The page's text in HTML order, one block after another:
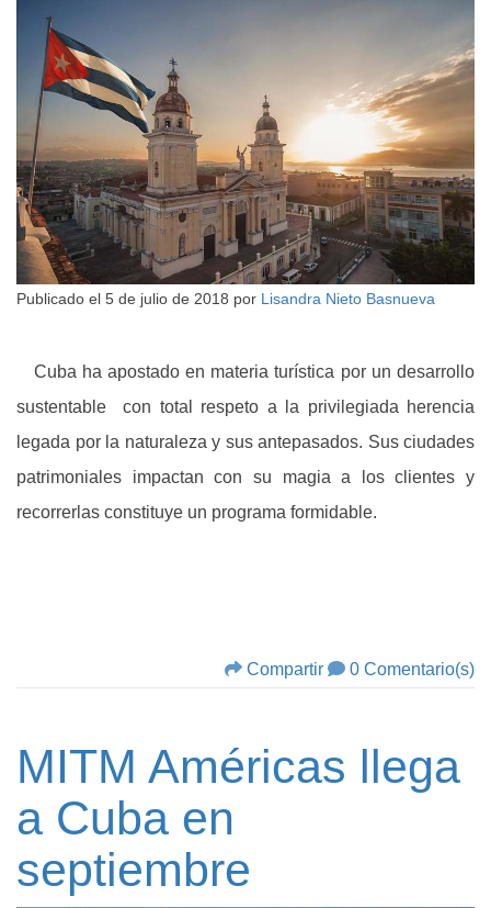
Publicado el 5 de julio de 2018 por Lisandra Nieto Basnueva
Cuba ha apostado en materia turística por un desarrollo
sustentable con total respeto a la privilegiada herencia
legada por la naturaleza y sus antepasados. Sus ciudades
patrimoniales impactan con su magia a los clientes y
recorrerlas constituye un programa formidable.
Compartir 0 Comentario(s)
MITM Américas llega
a Cuba en
septiembre